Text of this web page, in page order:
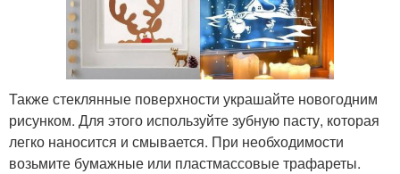
Также стеклянные поверхности украшайте новогодним
рисунком. Для этого используйте зубную пасту, которая
легко наносится и смывается. При необходимости
возьмите бумажные или пластмассовые трафареты.